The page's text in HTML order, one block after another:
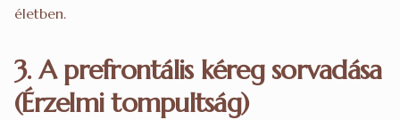
életben.
3. A prefrontális kéreg sorvadása
(Érzelmi tompultság)